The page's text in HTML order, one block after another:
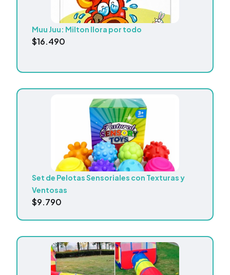
Muu Juu: Milton llora por todo
$16.490
Set de Pelotas Sensoriales con Texturas y
Ventosas
$9.790